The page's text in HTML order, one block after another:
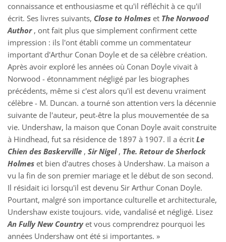
connaissance et enthousiasme et qu'il réfléchit à ce qu'il
écrit. Ses livres suivants, Close to Holmes et The Norwood
Author, ont fait plus que simplement confirment cette
impression : ils l'ont établi comme un commentateur
important d'Arthur Conan Doyle et de sa célèbre création.
Après avoir exploré les années où Conan Doyle vivait à
Norwood - étonnamment négligé par les biographes
précédents, même si c'est alors qu'il est devenu vraiment
célèbre - M. Duncan. a tourné son attention vers la décennie
suivante de l'auteur, peut-être la plus mouvementée de sa
vie. Undershaw, la maison que Conan Doyle avait construite
à Hindhead, fut sa résidence de 1897 à 1907. Il a écrit Le
Chien des Baskerville , Sir Nigel, The. Retour de Sherlock
Holmes et bien d'autres choses à Undershaw. La maison a
vu la fin de son premier mariage et le début de son second.
Il résidait ici lorsqu'il est devenu Sir Arthur Conan Doyle.
Pourtant, malgré son importance culturelle et architecturale,
Undershaw existe toujours. vide, vandalisé et négligé. Lisez
An Fully New Countryet vous comprendrez pourquoi les
années Undershaw ont été si importantes. »